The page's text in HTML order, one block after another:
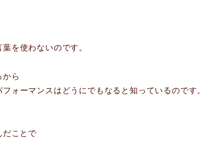
を使わないのです。
から
ォーマンスはどうにでもなると知っているのです。
だことで